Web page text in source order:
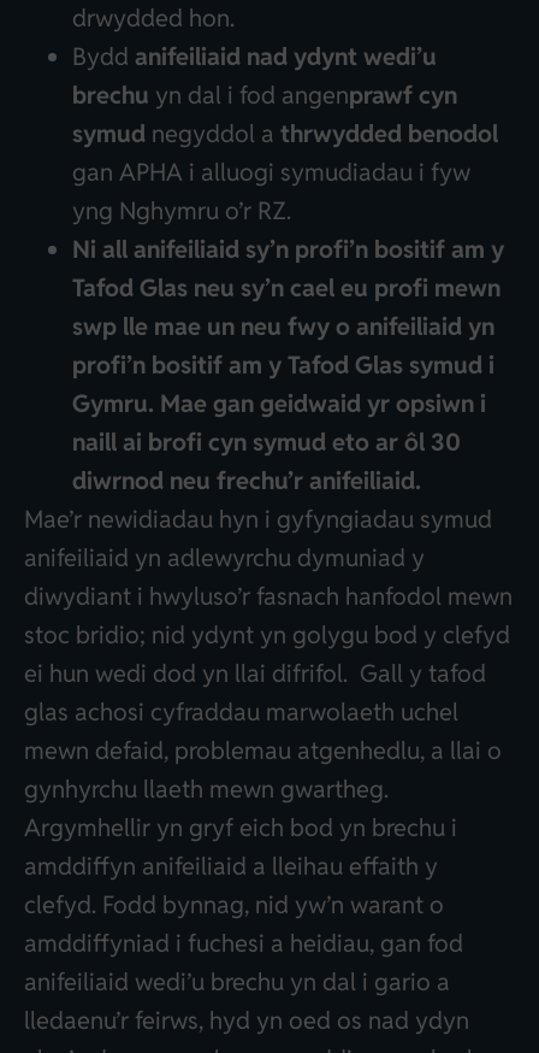
drwydded hon.
Bydd anifeiliaid nad ydynt wedi’u
brechu yn dal i fod angenprawf cyn
symud negyddol a thrwydded benodol
gan APHA i alluogi symudiadau i fyw
yng Nghymru o’r RZ.
Ni all anifeiliaid sy’n profi’n bositif am y
Tafod Glas neu sy’n cael eu profi mewn
swp lle mae un neu fwy o anifeiliaid yn
profi’n bositif am y Tafod Glas symud i
Gymru. Mae gan geidwaid yr opsiwn i
naill ai brofi cyn symud eto ar ôl 30
diwrnod neu frechu’r anifeiliaid.
Mae’r newidiadau hyn i gyfyngiadau symud
anifeiliaid yn adlewyrchu dymuniad y
diwydiant i hwyluso’r fasnach hanfodol mewn
stoc bridio; nid ydynt yn golygu bod y clefyd
ei hun wedi dod yn llai difrifol. Gall y tafod
glas achosi cyfraddau marwolaeth uchel
mewn defaid, problemau atgenhedlu, a llai o
gynhyrchu llaeth mewn gwartheg.
Argymhellir yn gryf eich bod yn brechu i
amddiffyn anifeiliaid a lleihau effaith y
clefyd. Fodd bynnag, nid yw’n warant o
amddiffyniad i fuchesi a heidiau, gan fod
anifeiliaid wedi’u brechu yn dal i gario a
lledaenu’r feirws, hyd yn oed os nad ydyn